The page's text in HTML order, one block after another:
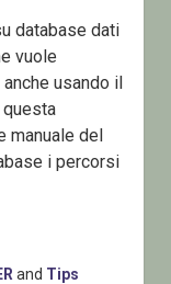
database dati
vuole
usando il
manuale del
i percorsi
and Tips